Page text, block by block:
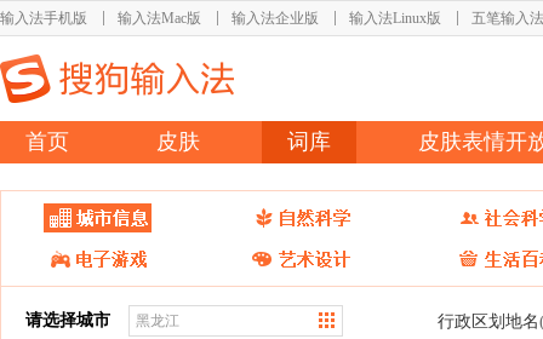
输入法手机版 输入法Mac版 输入法企业版 输入法Linux版 五笔输入法
首页 皮肤 词库 皮肤表情开
请选择城市 行政区划地名